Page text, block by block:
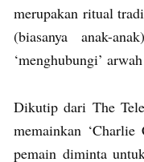
merupakan ritual
(biasanya anak-
‘menghubungi’
Dikutip dari The
memainkan
pemain diminta